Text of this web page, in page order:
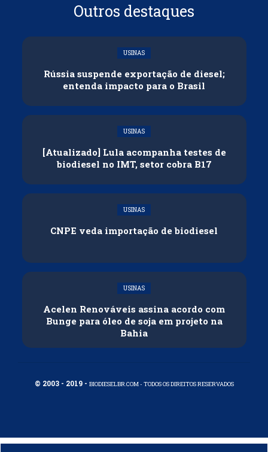
Outros destaques
USINAS
Rússia suspende exportação de diesel;
entenda impacto para o Brasil
USINAS
[Atualizado] Lula acompanha testes de
biodiesel no IMT, setor cobra B17
USINAS
CNPE veda importação de biodiesel
USINAS
Acelen Renováveis assina acordo com
Bunge para óleo de soja em projeto na
Bahia
© 2003 - 2019 - BIODIESELBR.COM - TODOS OS DIREITOS RESERVADOS